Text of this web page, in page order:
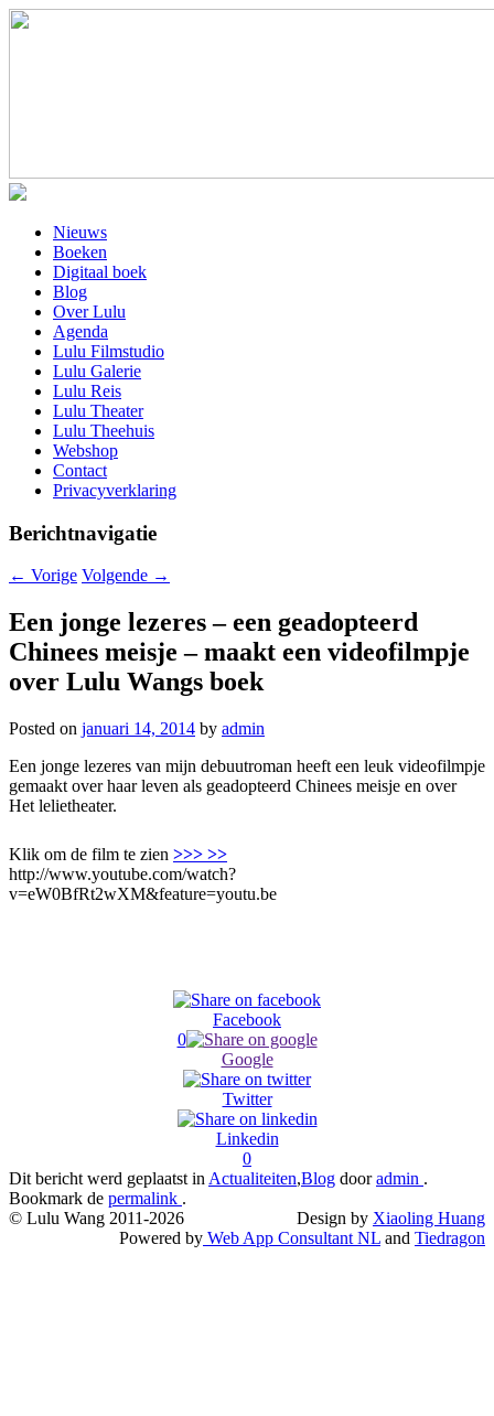
Nieuws
Boeken
Digitaal boek
Blog
Over Lulu
Agenda
Lulu Filmstudio
Lulu Galerie
Lulu Reis
Lulu Theater
Lulu Theehuis
Webshop
Contact
Privacyverklaring
Berichtnavigatie
← Vorige Volgende →
Een jonge lezeres – een geadopteerd
Chinees meisje – maakt een videofilmpje
over Lulu Wangs boek
Posted on januari 14, 2014 by admin
Een jonge lezeres van mijn debuutroman heeft een leuk videofilmpje
gemaakt over haar leven als geadopteerd Chinees meisje en over
Het lelietheater.
Klik om de film te zien >>> >>
http://www.youtube.com/watch?
v=eW0BfRt2wXM&feature=youtu.be
Facebook
0
Google
Twitter
Linkedin
0
Dit bericht werd geplaatst in Actualiteiten,Blog dooradmin .
Bookmark de permalink .
© Lulu Wang 2011-2026
Design by Xiaoling Huang
Powered by Web App Consultant NL and Tiedragon